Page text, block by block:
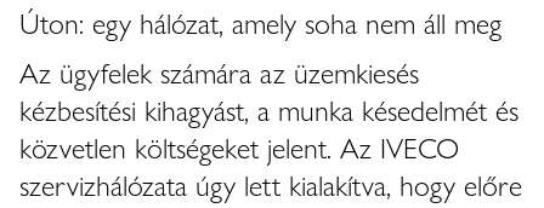
Úton: egy hálózat, amely soha nem áll meg
Az ügyfelek számára az üzemkiesés
kézbesítési kihagyást, a munka késedelmét és
közvetlen költségeket jelent. Az IVECO
szervizhálózata úgy lett kialakítva, hogy előre